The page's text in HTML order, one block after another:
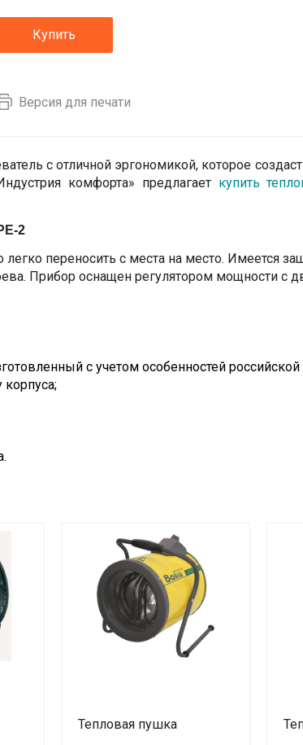
Купить
Версия для печати
с отличной эргономикой, которое
комфорта» предлагает купить
2
переносить с места на место. Имеется
Прибор оснащен регулятором мощности с
с учетом особенностей российской
Тепловая пушка